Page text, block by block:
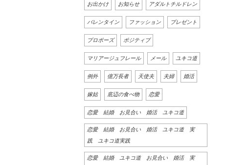
お出かけ お知らせ アダルトチルドレン
バレンタイン ファッション プレゼント
プロポーズ ポジティブ
マリアージュフレール メール ユキコ道
例外 億万長者 天使夫 夫婦 婚活
嫁姑 底辺の食べ物 恋愛
恋愛 結婚 お見合い 婚活 ユキコ道
恋愛 結婚 お見合い 婚活 ユキコ道 実
践 ユキコ道実践
恋愛 結婚 ユキコ道 お見合い 婚活 実